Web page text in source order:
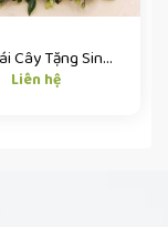
Giỏ Trái Cây Tặng Sinh Nhật
Liên hệ